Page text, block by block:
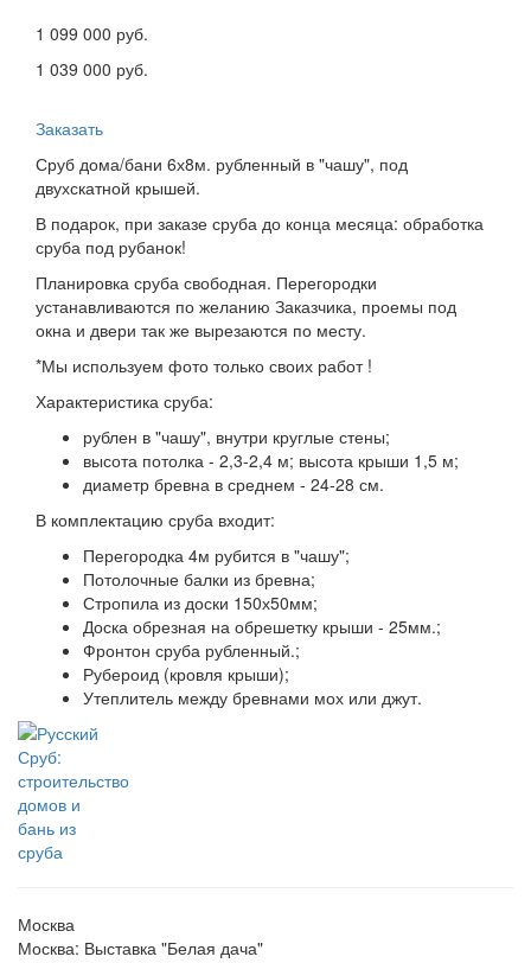
1 099 000 руб.
1 039 000 руб.
Заказать
Сруб дома/бани 6х8м. рубленный в "чашу", под
двухскатной крышей.
В подарок, при заказе сруба до конца месяца: обработка
сруба под рубанок!
Планировка сруба свободная. Перегородки
устанавливаются по желанию Заказчика, проемы под
окна и двери так же вырезаются по месту.
*Мы используем фото только своих работ !
Характеристика сруба:
рублен в "чашу", внутри круглые стены;
высота потолка - 2,3-2,4 м; высота крыши 1,5 м;
диаметр бревна в среднем - 24-28 см.
В комплектацию сруба входит:
Перегородка 4м рубится в "чашу";
Потолочные балки из бревна;
Стропила из доски 150х50мм;
Доска обрезная на обрешетку крыши - 25мм.;
Фронтон сруба рубленный.;
Рубероид (кровля крыши);
Утеплитель между бревнами мох или джут.
Москва
Москва: Выставка "Белая дача"